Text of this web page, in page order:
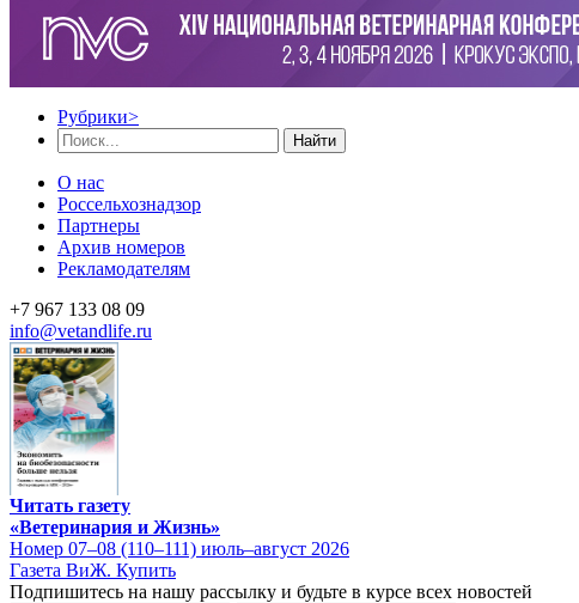
Рубрики>
Найти
О нас
Россельхознадзор
Партнеры
Архив номеров
Рекламодателям
+7 967 133 08 09
info@vetandlife.ru
Читать газету
«Ветеринария и Жизнь»
Номер 07–08 (110–111) июль–август 2026
Газета ВиЖ. Купить
Подпишитесь на нашу рассылку и будьте в курсе всех новостей